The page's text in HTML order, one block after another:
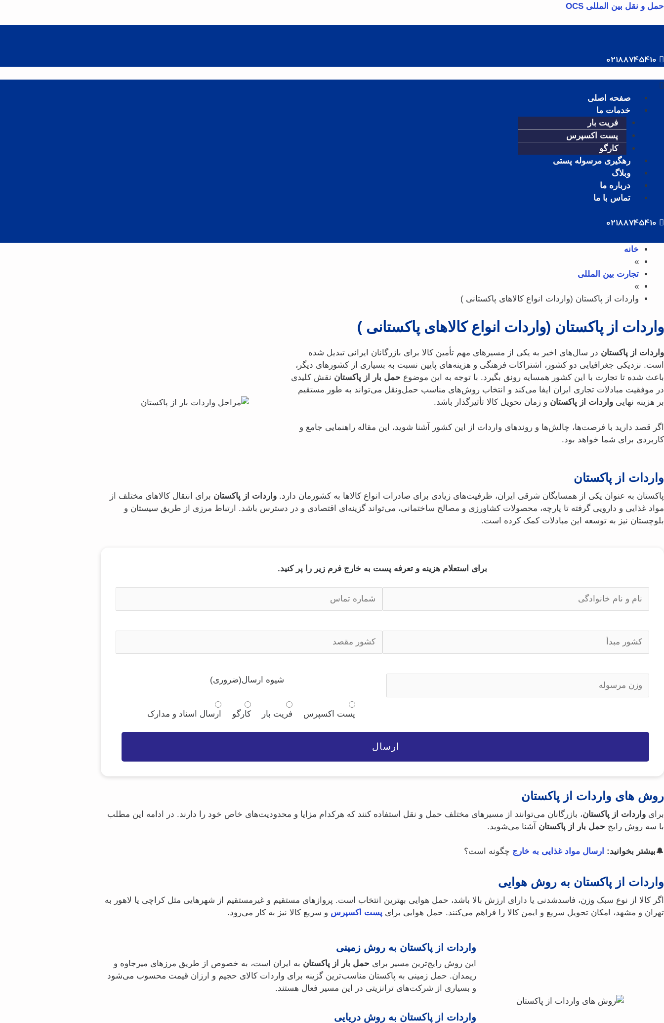
پرش
حمل و نقل بین المللی OCS
02188745410
فهرست
صفحه اصلی
خدمات ما
فریت بار
پست اکسپرس
کارگو
رهگیری مرسوله پستی
وبلاگ
درباره ما
تماس با ما
02188745410
خانه
»
تجارت بین المللی
»
واردات از پاکستان (واردات انواع کالاهای پاکستانی )
واردات از پاکستان (واردات انواع کالاهای پاکستانی )
واردات از پاکستان در سال‌های اخیر به یکی از مسیرهای مهم تأمین کالا برای بازرگانان ایرانی تبدیل شده
است. نزدیکی جغرافیایی دو کشور، اشتراکات فرهنگی و هزینه‌های پایین نسبت به بسیاری از کشورهای دیگر،
باعث شده تا تجارت با این کشور همسایه رونق بگیرد. با توجه به این موضوع حمل بار از پاکستان نقش کلیدی
در موفقیت مبادلات تجاری ایران ایفا می‌کند و انتخاب روش‌های مناسب حمل‌ونقل می‌تواند به طور مستقیم
بر هزینه نهایی واردات از پاکستان و زمان تحویل کالا تأثیرگذار باشد.
اگر قصد دارید با فرصت‌ها، چالش‌ها و روندهای واردات از این کشور آشنا شوید، این مقاله راهنمایی جامع و
کاربردی برای شما خواهد بود.
واردات از پاکستان
پاکستان به‌ عنوان یکی از همسایگان شرقی ایران، ظرفیت‌های زیادی برای صادرات انواع کالاها به کشورمان دارد. واردات از پاکستان برای انتقال کالاهای مختلف از
مواد غذایی و دارویی گرفته تا پارچه، محصولات کشاورزی و مصالح ساختمانی، می‌تواند گزینه‌ای اقتصادی و در دسترس باشد. ارتباط مرزی از طریق سیستان و
بلوچستان نیز به توسعه این مبادلات کمک کرده است.
برای استعلام هزینه و تعرفه پست به خارج فرم زیر را پر کنید.
ا
ا
ض
و
ی
خ
ی
ا
ا
ض
و
)
و
ی
ن
ر
و
ی
شیوه ارسال(ضروری)
پست اکسپرس فریت بار کارگو ارسال اسناد و مدارک
روش‌ های واردات از پاکستان
برای واردات از پاکستان، بازرگانان می‌توانند از مسیرهای مختلف حمل‌ و نقل استفاده کنند که هرکدام مزایا و محدودیت‌های خاص خود را دارند. در ادامه این مطلب
با سه روش رایج حمل بار از پاکستان آشنا می‌شوید.
🔔بیشتر بخوانید: ارسال مواد غذایی به خارج چگونه است؟
واردات از پاکستان به روش هوایی
اگر کالا از نوع سبک‌ وزن، فاسدشدنی یا دارای ارزش بالا باشد، حمل هوایی بهترین انتخاب است. پروازهای مستقیم و غیرمستقیم از شهرهایی مثل کراچی یا لاهور به
تهران و مشهد، امکان تحویل سریع و ایمن کالا را فراهم می‌کنند. حمل هوایی برای پست اکسپرس و سریع کالا نیز به کار می‌رود.
واردات از پاکستان به روش زمینی
این روش رایج‌ترین مسیر برای حمل بار از پاکستان به ایران است، به‌ خصوص از طریق مرزهای میرجاوه و
ریمدان. حمل زمینی به پاکستان مناسب‌ترین گزینه برای واردات کالای حجیم و ارزان‌ قیمت محسوب می‌شود
و بسیاری از شرکت‌های ترانزیتی در این مسیر فعال‌ هستند.
واردات از پاکستان به روش دریایی